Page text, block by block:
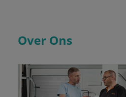
Over Ons